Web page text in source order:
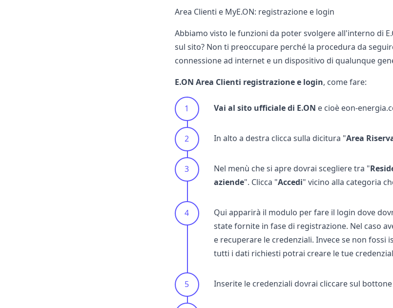
Area Clienti e MyE.ON: registrazione e login
Abbiamo visto le funzioni da poter svolgere all'interno di
sul sito? Non ti preoccupare perché la procedura da
connessione ad internet e un dispositivo di qualunque
E.ON Area Clienti registrazione e login, come fare:
Vai al sito ufficiale di E.ON e cioè eon-
In alto a destra clicca sulla dicitura "Area
Nel menù che si apre dovrai scegliere tra "
aziende". Clicca "Accedi" vicino alla categoria
Qui apparirà il modulo per fare il login dove
state fornite in fase di registrazione. Nel caso
e recuperare le credenziali. Invece se non fossi
tutti i dati richiesti potrai creare le tue
Inserite le credenziali dovrai cliccare sul